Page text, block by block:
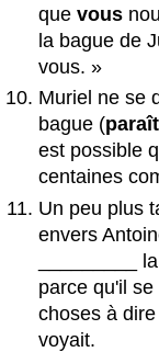
quevous
la bague de
vous. »
Muriel ne se
bague (
est possible
centaines
Un peu plus
envers
_________
parce qu'il
choses à
voyait.